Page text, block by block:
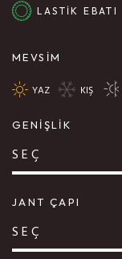
LASTİK EBATI
MEVSİM
YAZ KIŞ
GENİŞLİK
SEÇ
JANT ÇAPI
SEÇ